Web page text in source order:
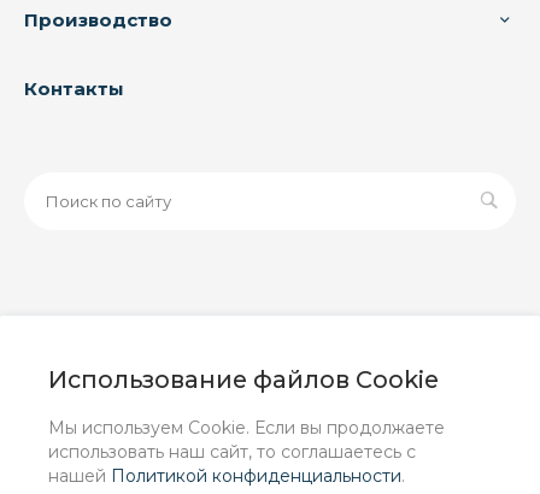
Использование файлов Cookie
Мы используем Cookie. Если вы продолжаете
использовать наш сайт, то соглашаетесь с
нашей Политикой конфиденциальности.
Производство
Контакты
информационный характер и ни при каких условиях не
положениями Статьи 437 (2) ГК РФ.